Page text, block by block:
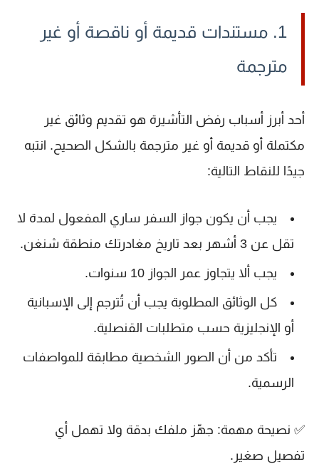
1. مستندات قديمة أو ناقصة أو غير
مترجمة
أحد أبرز أسباب رفض التأشيرة هو تقديم وثائق غير
مكتملة أو قديمة أو غير مترجمة بالشكل الصحيح. انتبه
جيدًا للنقاط التالية:
يجب أن يكون جواز السفر ساري المفعول لمدة لا
تقل عن 3 أشهر بعد تاريخ مغادرتك منطقة شنغن.
يجب ألا يتجاوز عمر الجواز 10 سنوات.
كل الوثائق المطلوبة يجب أن تُترجم إلى الإسبانية
أو الإنجليزية حسب متطلبات القنصلية.
تأكد من أن الصور الشخصية مطابقة للمواصفات
الرسمية.
✅ نصيحة مهمة: جهّز ملفك بدقة ولا تهمل أي
تفصيل صغير.